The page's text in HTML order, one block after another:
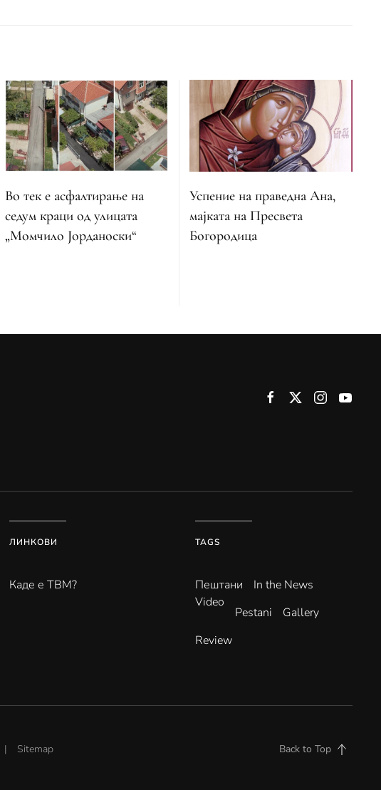
Во тек е асфалтирање на
седум краци од улицата
„Момчило Јорданоски“
Успение на праведна Ана,
мајката на Пресвета
Богородица
ЛИНКОВИ
Каде е ТВМ?
TAGS
Пештани
In the News
Video
Pestani
Gallery
Review
| Sitemap Back to Top